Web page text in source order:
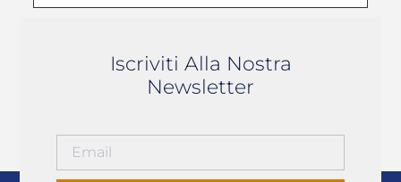
Iscriviti Alla Nostra
Newsletter